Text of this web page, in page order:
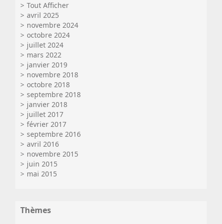
Tout Afficher
avril 2025
novembre 2024
octobre 2024
juillet 2024
mars 2022
janvier 2019
novembre 2018
octobre 2018
septembre 2018
janvier 2018
juillet 2017
février 2017
septembre 2016
avril 2016
novembre 2015
juin 2015
mai 2015
Thèmes